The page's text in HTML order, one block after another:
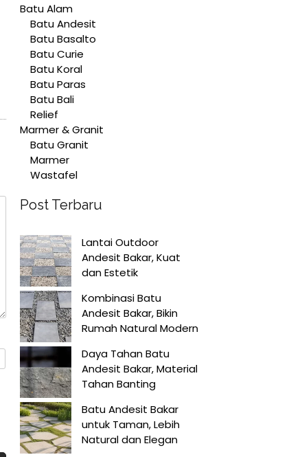
Batu Alam
Batu Andesit
Batu Basalto
Batu Curie
Batu Koral
Batu Paras
Batu Bali
Relief
Marmer & Granit
Batu Granit
Marmer
Wastafel
Post Terbaru
Lantai Outdoor
Andesit Bakar, Kuat
dan Estetik
Kombinasi Batu
Andesit Bakar, Bikin
Rumah Natural Modern
Daya Tahan Batu
Andesit Bakar, Material
Tahan Banting
Batu Andesit Bakar
untuk Taman, Lebih
Natural dan Elegan